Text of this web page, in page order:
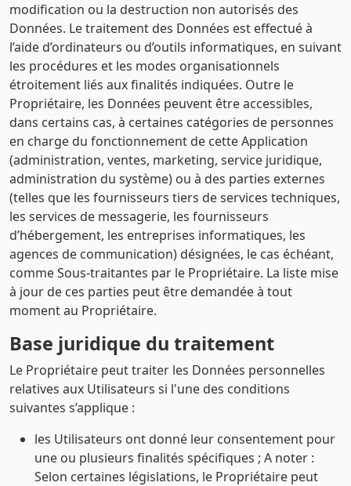
modification ou la destruction non autorisés des
Données. Le traitement des Données est effectué à
l’aide d’ordinateurs ou d’outils informatiques, en suivant
les procédures et les modes organisationnels
étroitement liés aux finalités indiquées. Outre le
Propriétaire, les Données peuvent être accessibles,
dans certains cas, à certaines catégories de personnes
en charge du fonctionnement de cette Application
(administration, ventes, marketing, service juridique,
administration du système) ou à des parties externes
(telles que les fournisseurs tiers de services techniques,
les services de messagerie, les fournisseurs
d’hébergement, les entreprises informatiques, les
agences de communication) désignées, le cas échéant,
comme Sous-traitantes par le Propriétaire. La liste mise
à jour de ces parties peut être demandée à tout
moment au Propriétaire.
Base juridique du traitement
Le Propriétaire peut traiter les Données personnelles
relatives aux Utilisateurs si l'une des conditions
suivantes s’applique :
les Utilisateurs ont donné leur consentement pour
une ou plusieurs finalités spécifiques ; A noter :
Selon certaines législations, le Propriétaire peut